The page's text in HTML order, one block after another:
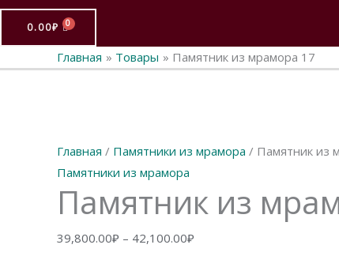
0.00₽
Главная Товары Памятник из мрамора 17
Главная / Памятники из мрамора / Памятник из
Памятники из мрамора
Памятник из
39,800.00₽ – 42,100.00₽